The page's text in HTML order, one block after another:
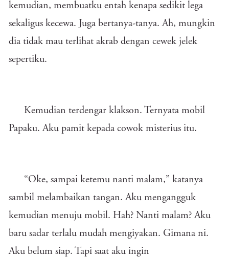
kemudian, membuatku entah kenapa sedikit lega
sekaligus kecewa. Juga bertanya-tanya. Ah, mungkin
dia tidak mau terlihat akrab dengan cewek jelek
sepertiku.
Kemudian terdengar klakson. Ternyata mobil
Papaku. Aku pamit kepada cowok misterius itu.
“Oke, sampai ketemu nanti malam,” katanya
sambil melambaikan tangan. Aku mengangguk
kemudian menuju mobil. Hah? Nanti malam? Aku
baru sadar terlalu mudah mengiyakan. Gimana ni.
Aku belum siap. Tapi saat aku ingin